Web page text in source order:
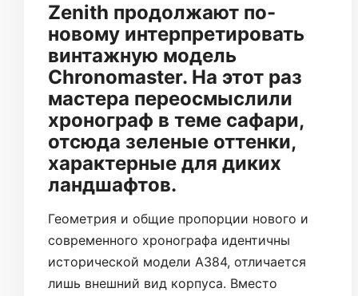
Zenith продолжают по-
новому интерпретировать
винтажную модель
Chronomaster. На этот раз
мастера переосмыслили
хронограф в теме сафари,
отсюда зеленые оттенки,
характерные для диких
ландшафтов.
Геометрия и общие пропорции нового и
современного хронографа идентичны
исторической модели A384, отличается
лишь внешний вид корпуса. Вместо